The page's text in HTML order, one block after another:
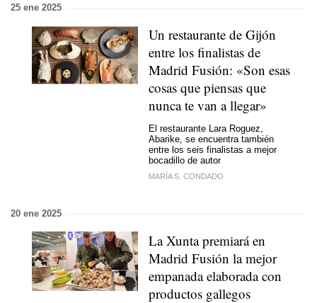
25 ene 2025
Un restaurante de Gijón
entre los finalistas de
Madrid Fusión: «Son esas
cosas que piensas que
nunca te van a llegar»
El restaurante Lara Roguez,
Abarike, se encuentra también
entre los seis finalistas a mejor
bocadillo de autor
MARÍA S. CONDADO
20 ene 2025
La Xunta premiará en
Madrid Fusión la mejor
empanada elaborada con
productos gallegos